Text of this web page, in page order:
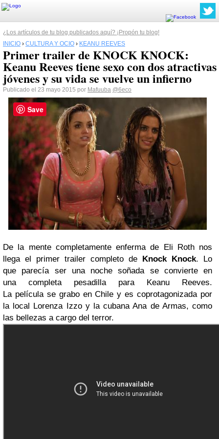
¿Los artículos de tu blog publicados aquí? ¡Propón tu blog!
INICIO › CULTURA Y OCIO › KEANU REEVES
Primer trailer de KNOCK KNOCK:
Keanu Reeves tiene sexo con dos atractivas
jóvenes y su vida se vuelve un infierno
Publicado el 23 mayo 2015 por Mafuuba @6eco
De la mente completamente enferma de Eli Roth nos
llega el primer trailer completo de
Knock Knock. Lo
que parecía ser una noche soñada se convierte en
una completa pesadilla para Keanu Reeves.
La película se grabo en Chile y es coprotagonizada por
la local Lorenza Izzo y la cubana Ana de Armas, como
las bellezas a cargo del terror.
Save